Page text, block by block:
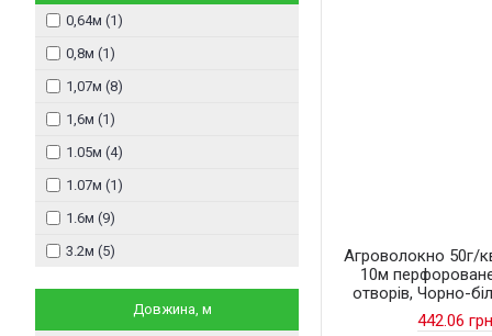
0,64м (1)
0,8м (1)
1,07м (8)
1,6м (1)
1.05м (4)
1.07м (1)
1.6м (9)
3.2м (5)
Довжина, м
Агроволокно 50г/
10м
отворів, Чорно-
442.06